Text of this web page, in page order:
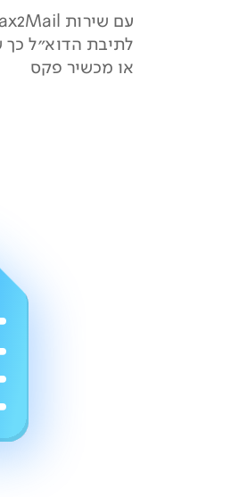
לתיבת הדוא"ל כך
או מכשיר פקס